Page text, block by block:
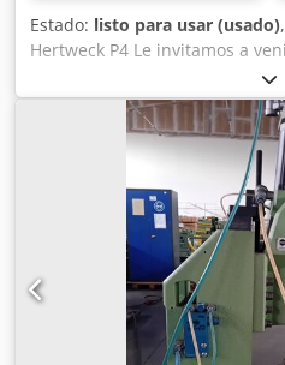
Estado: listo para usar (usado)
Hertweck P4 Le invitamos a
encantados de conseguirle
rentable. ¡organizar! Recibirá
También se puede crear una
extranjeros. El requisito previo
identificación del IVA válido.
venta previa. Visita nuestra
nuestras otras ofertas. Los
marcas comerciales
dueños y se utilizan
describir los productos.
de los datos técnicos así como
del artículo y quedan